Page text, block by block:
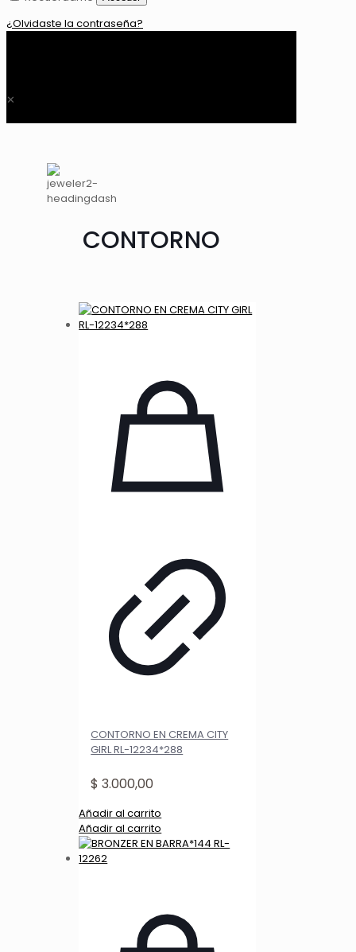
¿Olvidaste la contraseña?
✕
CONTORNO
CONTORNO EN CREMA CITY
GIRL RL-12234*288
$ 3.000,00
Añadir al carrito
Añadir al carrito